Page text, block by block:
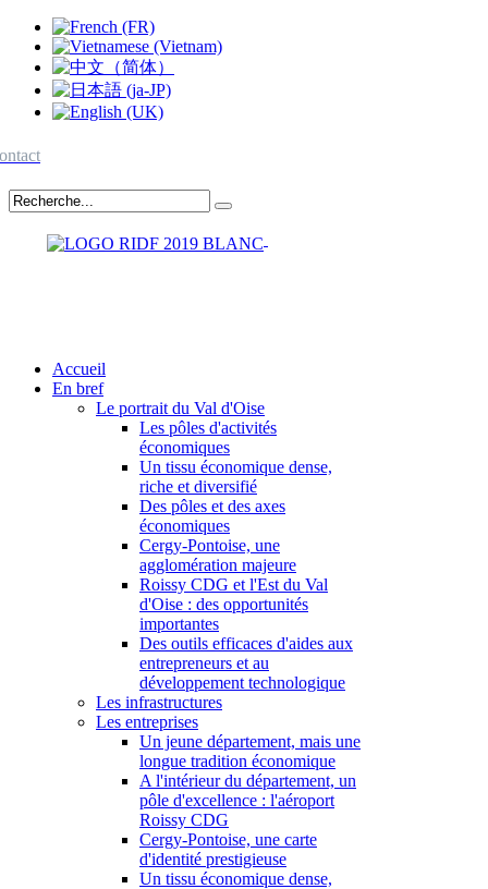
Accueil
En bref
Le portrait du Val d'Oise
Les pôles d'activités
économiques
Un tissu économique dense,
riche et diversifié
Des pôles et des axes
économiques
Cergy-Pontoise, une
agglomération majeure
Roissy CDG et l'Est du Val
d'Oise : des opportunités
importantes
Des outils efficaces d'aides aux
entrepreneurs et au
développement technologique
Les infrastructures
Les entreprises
Un jeune département, mais une
longue tradition économique
A l'intérieur du département, un
pôle d'excellence : l'aéroport
Roissy CDG
Cergy-Pontoise, une carte
d'identité prestigieuse
Un tissu économique dense,